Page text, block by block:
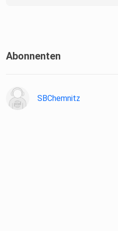
Abonnenten
SBChemnitz